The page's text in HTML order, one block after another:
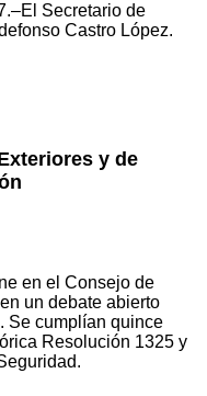
Secretario de
Castro López.
y de
en el Consejo de
un debate abierto
Se cumplían quince
Resolución 1325 y